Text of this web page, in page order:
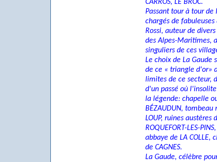
CARROS, LE BROC.
Passant tour à tour
chargés de
Rossi, auteur de
des Alpes-Maritimes,
singuliers de ces
Le choix de La Gaude
de ce « triangle d'or»
limites de ce secteur,
d'un passé où
la légende: chapelle
BÉZAUDUN, tombeau
LOUP, ruines austères
ROQUEFORT-LES-
abbaye de LA COLLE,
de CAGNES.
La Gaude, célèbre